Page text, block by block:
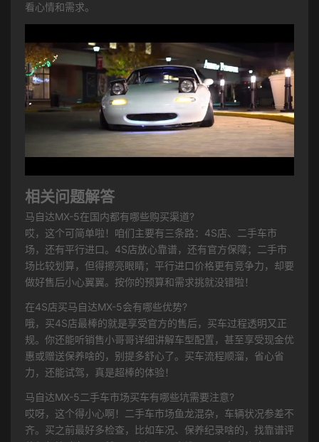
看心情和需求。
相关问题解答
马自达MX-5在国内都有哪些购买渠道?
哎，这个可简单啦！咱们主要有三条路：4S店、二手车市
场，还有平行进口。4S店放心靠谱，还有官方保障；二手市
场比较划算，但得擦亮眼睛；平行进口价格更有竞争力，却要
做好售后小心翼翼。按你的预算和需求挑就没错啦！
在4S店买马自达MX-5会有哪些优势?
哦，买4S店最棒的就是享受官方的售后，买车过程透明又正
规。你还能听销售小哥哥详细讲解车型配置，甚至享受现金优
惠或赠送保养啥的，别提多舒心了。买车流程顺溜，省心省
力，还能试驾，真是超棒的体验！
马自达MX-5二手车市场买车有哪些坑需要注意?
哎呀，这个得小心啊！二手车市场鱼龙混杂，车辆状况参差不
齐。买之前最好多检查，比如车况、保养纪录啥的，找靠谱评